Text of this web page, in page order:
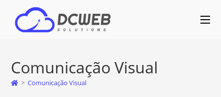
Comunicação Visual
> Comunicação Visual